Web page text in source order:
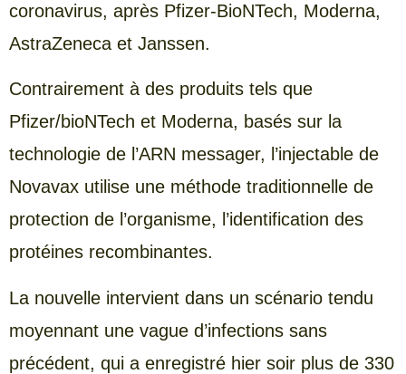
coronavirus, après Pfizer-BioNTech, Moderna,
AstraZeneca et Janssen.
Contrairement à des produits tels que
Pfizer/bioNTech et Moderna, basés sur la
technologie de l’ARN messager, l’injectable de
Novavax utilise une méthode traditionnelle de
protection de l’organisme, l’identification des
protéines recombinantes.
La nouvelle intervient dans un scénario tendu
moyennant une vague d’infections sans
précédent, qui a enregistré hier soir plus de 330